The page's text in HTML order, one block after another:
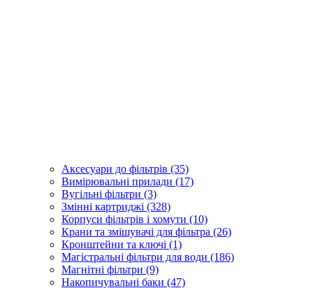
Аксесуари до фільтрів (35)
Вимірювальні прилади (17)
Вугільні фільтри (3)
Змінні картриджі (328)
Корпуси фільтрів і хомути (10)
Крани та змішувачі для фільтра (26)
Кронштейни та ключі (1)
Магістральні фільтри для води (186)
Магнітні фільтри (9)
Накопичувальні баки (47)